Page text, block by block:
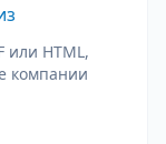
или HTML,
компании